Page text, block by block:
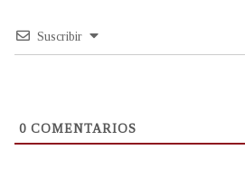
Suscribir
0 COMENTARIOS